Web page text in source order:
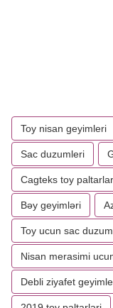
Toy nisan geyimleri
Sac duzumleri
Cagteks toy
Bəy geyimləri
Toy ucun sac
Nisan merasimi
Debli ziyafet